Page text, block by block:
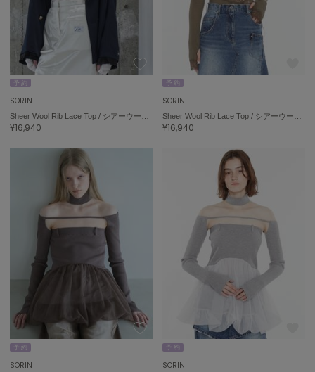
swanë
スワネ
TAW&TOE
トーアンドトー
TEVA
テバ
ザバーネット
THE NORTH FACE
ザ・ノース・フェイス
トゥデイフル
TSURU by Mariko Oikawa
ツルバイマリコオイカワ
UGG
アグ
予 約
SORIN
¥16,940
予 約
SORIN
¥16,940
予 約
SORIN
予 約
SORIN